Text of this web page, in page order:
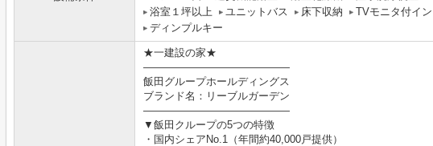
浴室１坪以上
ユニットバス 床下収納 TVモニタ付イ
ディンプルキー
★一建設の家★
――――――――――――――
飯田グループホールディングス
ブランド名：リーブルガーデン
――――――――――――――
▼飯田クループの5つの特徴
・国内シェアNo.1（年間約40,000戸提供）